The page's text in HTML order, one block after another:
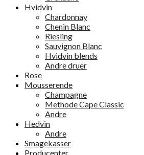
Hvidvin
Chardonnay
Chenin Blanc
Riesling
Sauvignon Blanc
Hvidvin blends
Andre druer
Rose
Mousserende
Champagne
Methode Cape Classic
Andre
Hedvin
Andre
Smagekasser
Producenter